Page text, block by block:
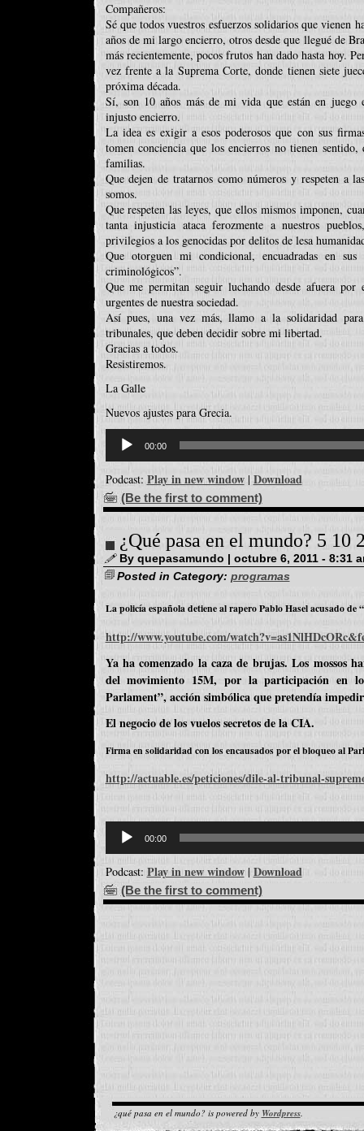
Compañeros:
Sé que todos vuestros esfuerzos solidarios que vienen
años de mi largo encierro, otros desde que llegué de
más recientemente, pocos frutos han dado hasta hoy.
vez frente a la Suprema Corte, donde tienen siete
próxima década.
Sí, son 10 años más de mi vida que están en juego
injusto encierro.
La idea es exigir a esos poderosos que con sus
tomen conciencia que los encierros no tienen sentido,
familias.
Que dejen de tratarnos como números y respeten a
somos.
Que respeten las leyes, que ellos mismos imponen,
tanta injusticia ataca ferozmente a nuestros
privilegios a los genocidas por delitos de lesa
Que otorguen mi condicional, encuadradas en sus
criminológicos”.
Que me permitan seguir luchando desde afuera por
urgentes de nuestra sociedad.
Así pues, una vez más, llamo a la solidaridad
tribunales, que deben decidir sobre mi libertad.
Gracias a todos.
Resistiremos.
La Galle
Nuevos ajustes para Grecia.
d'àudio
00:00
Podcast: Play in new window| Download
(Be the first to comment)
¿Qué pasa en el mundo? 5 10
By quepasamundo | octubre 6, 2011 - 8:31
Posted in Category: programas
La policía española detiene al rapero Pablo Hasel acusado de
http://www.youtube.com/
Ya ha comenzado la caza de brujas. Los mossos
del movimiento 15M, por la participación en
Parlament”, acción simbólica que pretendía impedir
El negocio de los vuelos secretos de la CIA.
Firma en solidaridad con los encausados por el bloqueo al
http://actuable.es/peticiones/dile-al-tribunal-
d'àudio
00:00
Podcast: Play in new window| Download
(Be the first to comment)
¿qué pasa en el mundo? is powered by Wordpress.